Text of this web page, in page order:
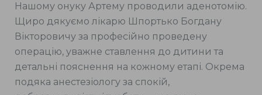
Нашому онуку Артему проводили аденотомію.
Щиро дякуємо лікарю Шпортько Богдану
Вікторовичу за професійно проведену
операцію, уважне ставлення до дитини та
детальні пояснення на кожному етапі. Окрема
подяка анестезіологу за спокій,